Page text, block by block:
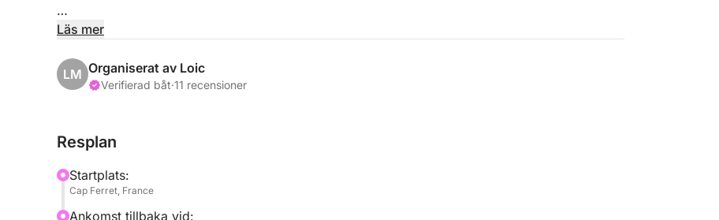
Jag erbjuder samnavigering av min RIB.
Uthyres: Capelli Tempest 626 RIB i utmärkt skick... med kapten! Inkluderar ett bord för och
bak, skidmast om det behövs, soltält och dusch samt soldäck.
Sedan beger vi oss till Banc d'Arguin för en picknick på stranden.
Läs mer
LM Organiserat av Loic
Verifierad båt·11 recensioner
Resplan
Startplats:
Cap Ferret, France
Ankomst tillbaka vid: